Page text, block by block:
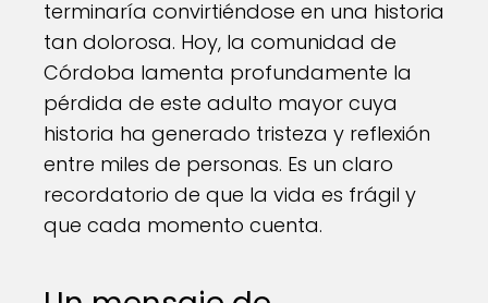
terminaría convirtiéndose en una historia
tan dolorosa. Hoy, la comunidad de
Córdoba lamenta profundamente la
pérdida de este adulto mayor cuya
historia ha generado tristeza y reflexión
entre miles de personas. Es un claro
recordatorio de que la vida es frágil y
que cada momento cuenta.